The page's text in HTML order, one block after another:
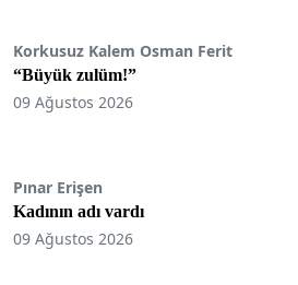
Korkusuz Kalem Osman Ferit
“Büyük zulüm!”
09 Ağustos 2026
Pınar Erişen
Kadının adı vardı
09 Ağustos 2026